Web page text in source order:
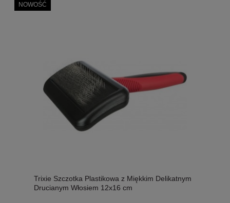
Trixie Szczotka Plastikowa z Miękkim Delikatnym
Drucianym Włosiem 12x16 cm
NOWOŚĆ